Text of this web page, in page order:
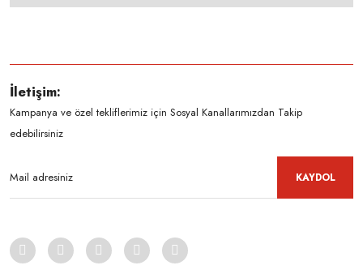
İletişim:
Kampanya ve özel tekliflerimiz için Sosyal Kanallarımızdan Takip
edebilirsiniz
KAYDOL